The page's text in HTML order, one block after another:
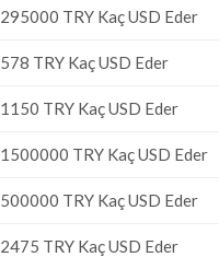
295000 TRY Kaç USD Eder
578 TRY Kaç USD Eder
1150 TRY Kaç USD Eder
1500000 TRY Kaç USD Eder
500000 TRY Kaç USD Eder
2475 TRY Kaç USD Eder